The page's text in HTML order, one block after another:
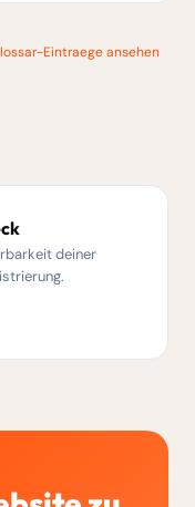
Eintraege ansehen
deiner